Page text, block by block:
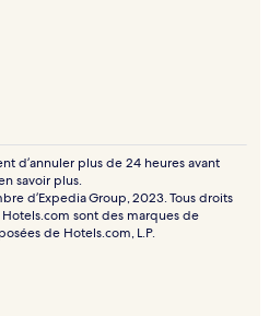
d’annuler plus de 24 heures avant
savoir plus.
d’Expedia Group, 2023. Tous droits
sont des marques de
de Hotels.com, L.P.